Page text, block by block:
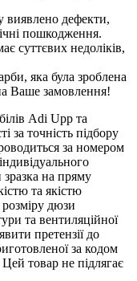
виявлено дефекти,
пошкодження.
суттєвих недоліків,
яка була зроблена
Ваше замовлення!
Adi Upp та
за точність підбору
за номером
зразка на пряму
та якістю
дюзи
та вентиляційної
претензії до
за кодом
товар не підлягає